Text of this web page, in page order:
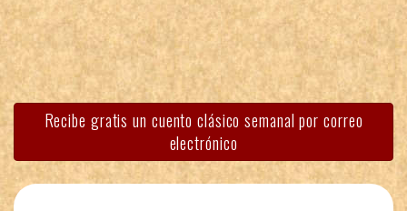
Recibe gratis un cuento clásico semanal por correo
electrónico